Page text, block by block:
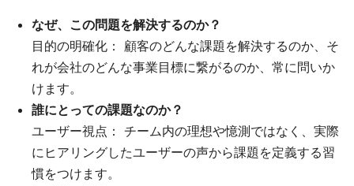
なぜ、この問題を解決するのか？
目的の明確化： 顧客のどんな課題を解決するのか、そ
れが会社のどんな事業目標に繋がるのか、常に問いか
けます。
誰にとっての課題なのか？
ユーザー視点： チーム内の理想や憶測ではなく、実際
にヒアリングしたユーザーの声から課題を定義する習
慣をつけます。